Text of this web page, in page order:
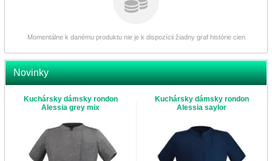
Momentálne k danému produktu nie je k dispozícii žiadny graf histórie cien
Novinky
Kuchársky dámsky rondon
Alessia grey mix
Kuchársky dámsky rondon
Alessia saylor